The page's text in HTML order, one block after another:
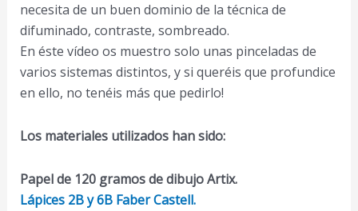
necesita de un buen dominio de la técnica de
difuminado, contraste, sombreado.
En éste vídeo os muestro solo unas pinceladas de
varios sistemas distintos, y si queréis que profundice
en ello, no tenéis más que pedirlo!
Los materiales utilizados han sido:
Papel de 120 gramos de dibujo Artix.
Lápices 2B y 6B Faber Castell.